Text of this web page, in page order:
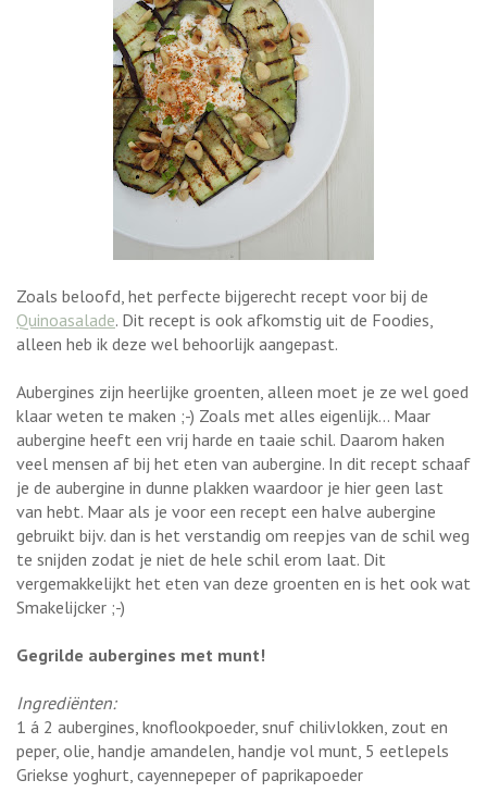
Zoals beloofd, het perfecte bijgerecht recept voor bij de
Quinoasalade. Dit recept is ook afkomstig uit de Foodies,
alleen heb ik deze wel behoorlijk aangepast.
Aubergines zijn heerlijke groenten, alleen moet je ze wel goed
klaar weten te maken ;-) Zoals met alles eigenlijk... Maar
aubergine heeft een vrij harde en taaie schil. Daarom haken
veel mensen af bij het eten van aubergine. In dit recept schaaf
je de aubergine in dunne plakken waardoor je hier geen last
van hebt. Maar als je voor een recept een halve aubergine
gebruikt bijv. dan is het verstandig om reepjes van de schil weg
te snijden zodat je niet de hele schil erom laat. Dit
vergemakkelijkt het eten van deze groenten en is het ook wat
Smakelijcker ;-)
Gegrilde aubergines met munt!
Ingrediënten:
1 á 2 aubergines, knoflookpoeder, snuf chilivlokken, zout en
peper, olie, handje amandelen, handje vol munt, 5 eetlepels
Griekse yoghurt, cayennepeper of paprikapoeder